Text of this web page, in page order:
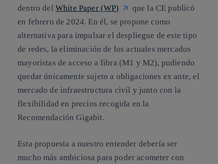
dentro del White Paper (WP)
que la CE publicó
en febrero de 2024. En él, se propone como
alternativa para impulsar el despliegue de este tipo
de redes, la eliminación de los actuales mercados
mayoristas de acceso a fibra (M1 y M2), pudiendo
quedar únicamente sujeto a obligaciones ex ante, el
mercado de infraestructura civil y junto con la
flexibilidad en precios recogida en la
Recomendación Gigabit.
Esta propuesta a nuestro entender debería ser
mucho más ambiciosa para poder acometer con